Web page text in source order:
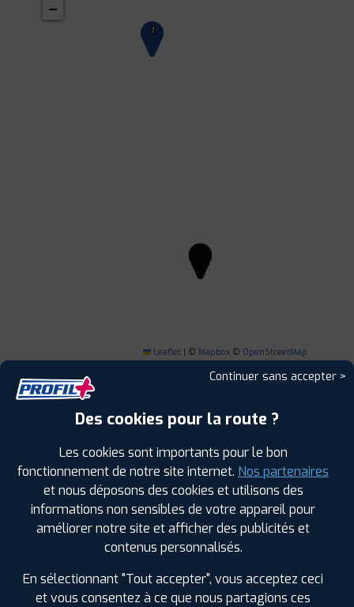
1
−
Leaflet | © Mapbox © OpenStreetMap
1
PROFIL PLUSCAVAILLON
1617 RTE DE L'ISLE SUR LA SORGUE84300
CAVAILLON
0490760826
+D'INFOS
Continuer sans accepter >
Des cookies pour la route ?
Les cookies sont importants pour le bon
fonctionnement de notre site internet. Nos partenaires
et nous déposons des cookies et utilisons des
informations non sensibles de votre appareil pour
améliorer notre site et afficher des publicités et
contenus personnalisés.
En sélectionnant "Tout accepter", vous acceptez ceci
et vous consentez à ce que nous partagions ces